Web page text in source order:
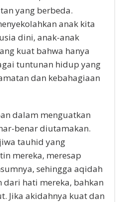
yang berbeda.
anak kita
dini, anak-anak
kuat bahwa hanya
tuntunan hidup yang
dan kebahagiaan
dalam menguatkan
benar diutamakan.
tauhid yang
mereka, meresap
sehingga aqidah
hati mereka, bahkan
Jika akidahnya kuat dan